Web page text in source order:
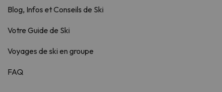
Blog, Infos et Conseils de Ski
Votre Guide de Ski
Voyages de ski en groupe
FAQ